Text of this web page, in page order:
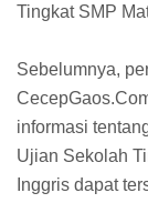
Tingkat SMP
Sebelumnya,
informasi
Ujian Sekolah
Inggris dapat